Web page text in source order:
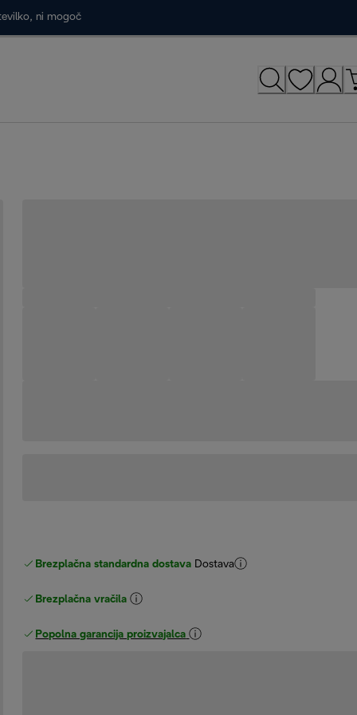
ni mogoč
Brezplačna standardna dostava Dostava
Brezplačna vračila
Popolna garancija proizvajalca